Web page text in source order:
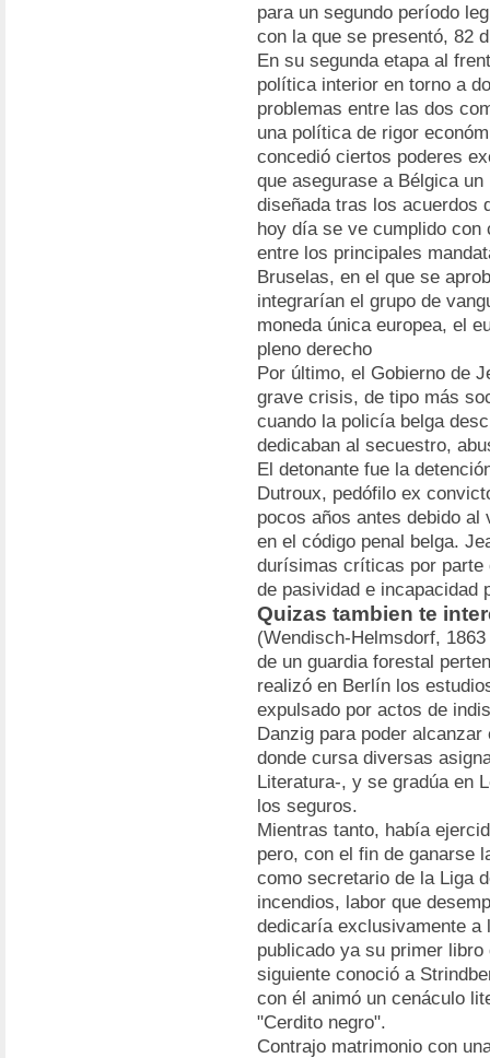
para un segundo período
con la que se presentó, 82
En su segunda etapa al
política interior en torno a
problemas entre las dos
una política de rigor
concedió ciertos poderes
que asegurase a Bélgica
diseñada tras los acuerdos
hoy día se ve cumplido
entre los principales
Bruselas, en el que se
integrarían el grupo de
moneda única europea, el
pleno derecho
Por último, el Gobierno de
grave crisis, de tipo más
cuando la policía belga
dedicaban al secuestro,
El detonante fue la
Dutroux, pedófilo ex
pocos años antes debido
en el código penal belga.
durísimas críticas por parte
de pasividad e incapacidad
Quizas tambien te
(Wendisch-Helmsdorf,
de un guardia forestal
realizó en Berlín los
expulsado por actos de
Danzig para poder
donde cursa diversas
Literatura-, y se gradúa en
los seguros.
Mientras tanto, había
pero, con el fin de ganarse
como secretario de la Liga
incendios, labor que
dedicaría exclusivamente a
publicado ya su primer
siguiente conoció a
con él animó un cenáculo
"Cerdito negro".
Contrajo matrimonio con